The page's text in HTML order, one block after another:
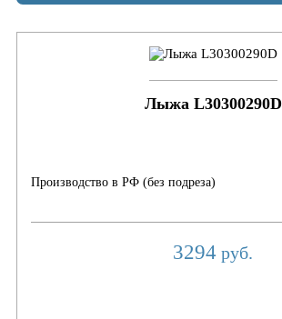
Лыжа L30300290D
Производство в РФ (без подреза)
3294 руб.